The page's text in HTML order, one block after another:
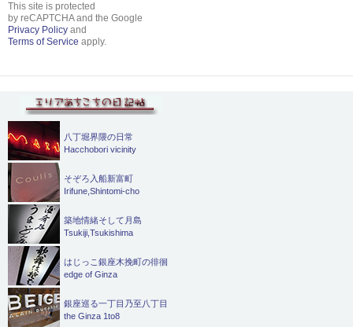
This site is protected
by reCAPTCHA and the Google
Privacy Policy and
Terms of Service apply.
八丁堀界隈の日常
Hacchobori vicinity
そぞろ入船新富町
Irifune,Shintomi-cho
築地情緒そして月島
Tsukiji,Tsukishima
はじっこ銀座木挽町の徘徊
edge of Ginza
銀座巡る一丁目乃至八丁目
the Ginza 1to8